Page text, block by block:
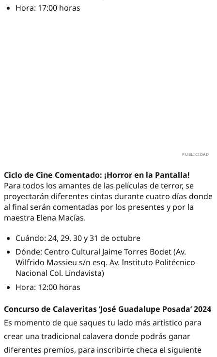
Hora: 17:00 horas
Ciclo de Cine Comentado: ¡Horror en la Pantalla!
Para todos los amantes de las películas de terror, se
proyectarán diferentes cintas durante cuatro días donde
al final serán comentadas por los presentes y por la
maestra Elena Macías.
Cuándo: 24, 29. 30 y 31 de octubre
Dónde: Centro Cultural Jaime Torres Bodet (Av.
Wilfrido Massieu s/n esq. Av. Instituto Politécnico
Nacional Col. Lindavista)
Hora: 12:00 horas
Concurso de Calaveritas ‘José Guadalupe Posada’ 2024
Es momento de que saques tu lado más artístico para
crear una tradicional calavera donde podrás ganar
diferentes premios, para inscribirte checa el siguiente